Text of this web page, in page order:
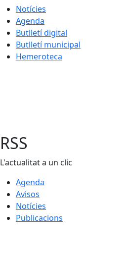
Notícies
Agenda
Butlletí digital
Butlletí municipal
Hemeroteca
RSS
L'actualitat a un clic
Agenda
Avisos
Notícies
Publicacions